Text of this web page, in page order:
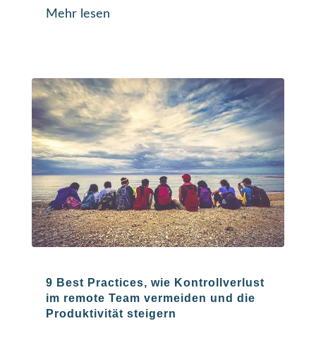
Mehr lesen
9 Best Practices, wie Kontrollverlust
im remote Team vermeiden und die
Produktivität steigern